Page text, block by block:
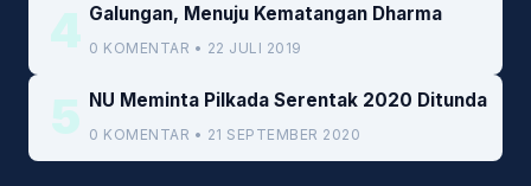
4 Galungan, Menuju Kematangan Dharma
0 KOMENTAR • 22 JULI 2019
5 NU Meminta Pilkada Serentak 2020 Ditunda
0 KOMENTAR • 21 SEPTEMBER 2020